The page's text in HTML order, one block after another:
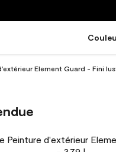
Element Guard - Fini